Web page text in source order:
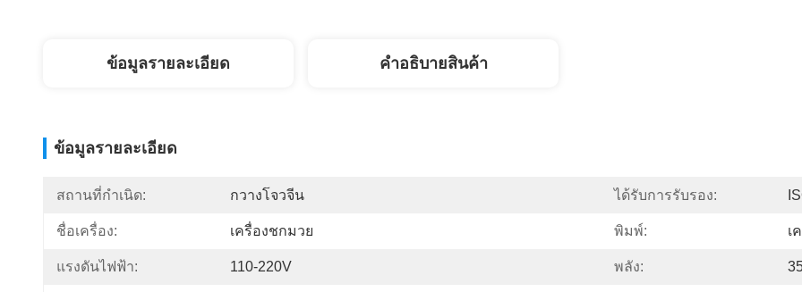
ข้อมูลรายละเอียด คําอธิบายสินค้า
ข้อมูลรายละเอียด
สถานที่กำเนิด: กวางโจวจีน ได้รับการรับรอง:
ชื่อเครื่อง: เครื่องชกมวย พิมพ์: เ
แรงดันไฟฟ้า: 110-220V พลัง: